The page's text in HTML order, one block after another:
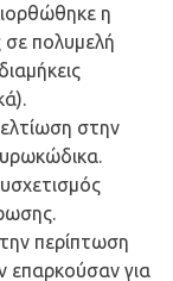
η
πολυμελή
στην
περίπτωση
επαρκούσαν για